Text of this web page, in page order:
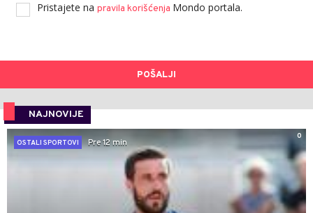
Pristajete na pravila korišćenja Mondo portala.
POŠALJI
NAJNOVIJE
0
OSTALI SPORTOVI
Pre 12 min